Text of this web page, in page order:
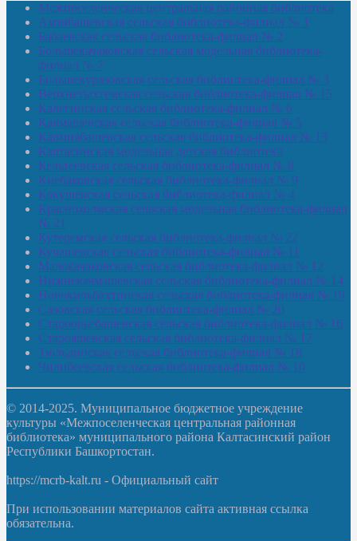
Межпоселенческая центральная районная библиотека
Амзибашевская сельская библиотека-филиал № 1
Бабаевская сельская библиотека-филиал № 2
Большекачаковская сельская модельная библиотека-
филиал № 7
Большекуразовская сельская библиотека-филиал № 3
Верхнетыхтемская сельская библиотека-филиал № 15
Калегинская сельская библиотека-филиал № 6
Калмашевская сельская библиотека-филиал № 5
Калмиябашевская сельская библиотека-филиал № 13
Калтасинская модельная детская библиотека
Кельтеевская сельская библиотека-филиал № 8
Киебаковская сельская библиотека-филиал № 9
Кокушевская сельская библиотека-филиал № 4
Краснохолмская сельская модельная библиотека-филиал
№ 21
Кутеремская сельская библиотека-филиал № 22
Кучашевская сельская библиотека-филиал № 11
Малокачаковская сельская библиотека-филиал № 12
Нижнекачмашевская сельская библиотека-филиал № 14
Новокильбахтинская сельская библиотека-филиал № 19
Сазовская сельская библиотека-филиал № 20
Староорьебашевская сельская библиотека-филиал № 16
Старояшевская сельская библиотека-филиал № 17
Тюльдинская сельская библиотека-филиал № 18
Чилибеевская сельская библиотека-филиал № 10
© 2014-2025. Муниципальное бюджетное учреждение
культуры «Межпоселенческая центральная районная
библиотека» муниципального района Калтасинский район
Республики Башкортостан.
https://mcrb-kalt.ru - Официальный сайт
При использовании материалов сайта активная ссылка
обязательна.